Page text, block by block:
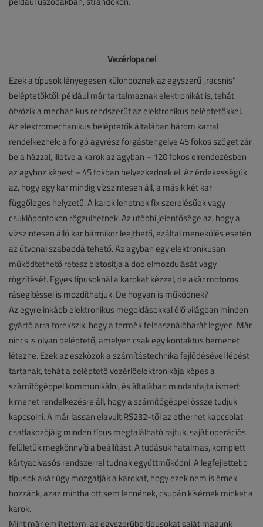
Vezérlőpanel
Ezek a típusok lényegesen különböznek az egyszerű „racsnis”
beléptetőktől: például már tartalmaznak elektronikát is, tehát
ötvözik a mechanikus rendszerűt az elektronikus beléptetőkkel.
Az elektromechanikus beléptetők általában három karral
rendelkeznek: a forgó agyrész forgástengelye 45 fokos szöget zár
be a házzal, illetve a karok az agyban – 120 fokos elrendezésben
az agyhoz képest – 45 fokban helyezkednek el. Az érdekességük
az, hogy egy kar mindig vízszintesen áll, a másik két kar
függőleges helyzetű. A karok lehetnek fix szerelésűek vagy
csuklópontokon rögzülhetnek. Az utóbbi jelentősége az, hogy a
vízszintesen álló kar bármikor leejthető, ezáltal menekülés esetén
az útvonal szabaddá tehető. Az agyban egy elektronikusan
működtethető retesz biztosítja a dob elmozdulását vagy
rögzítését. Egyes típusoknál a karokat kézzel, de akár motoros
rásegítéssel is mozdíthatjuk. De hogyan is működnek?
Az egyre inkább elektronikus megoldásokkal élő világban minden
gyártó arra törekszik, hogy a termék felhasználóbarát legyen. Már
nincs is olyan beléptető, amelyen csak egy kontaktus bemenet
létezne. Ezek az eszközök a számítástechnika fejlődésével lépést
tartanak, tehát a beléptető vezérlőelektronikája képes a
számítógéppel kommunikálni, és általában mindenfajta ismert
kimenet rendelkezésre áll, hogy a számítógéppel össze tudjuk
kapcsolni. A már lassan elavult RS232-től az ethernet kapcsolat
csatlakozójáig minden típus megtalálható rajtuk, saját operációs
felületük megkönnyíti a beállítást. A tudásuk hatalmas, komplett
kártyaolvasós rendszerrel tudnak együttműködni. A legfejlettebb
típusok akár úgy mozgatják a karokat, hogy ezek nem is érnek
hozzánk, azaz mintha ott sem lennének, csupán kísérnek minket a
karok.
Mint már említettem, az egyszerűbb típusokat saját magunk